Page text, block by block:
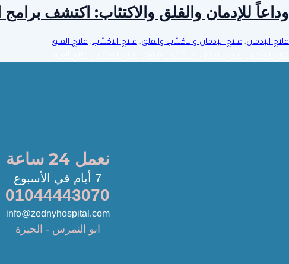
وداعاً للإدمان والقلق والاكتئاب: اكتشف
علاج الإدمان, علاج الإدمان والاكتئاب والقلق, علاج الاكتئاب, علاج القلق
نعمل 24 ساعة
7 أيام في الأسبوع
01044443070
info@zednyhospital.com
ابو النمرس - الجيزة